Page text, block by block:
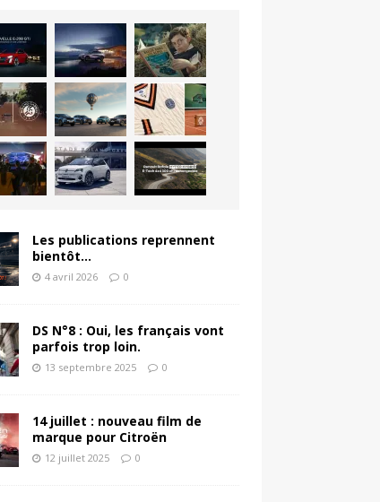
Les publications reprennent
bientôt…
4 avril 2026 0
DS N°8 : Oui, les français vont
parfois trop loin.
13 septembre 2025 0
14 juillet : nouveau film de
marque pour Citroën
12 juillet 2025 0